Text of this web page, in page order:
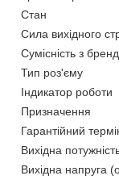
Стан
Сила вихідного
Сумісність з
Тип роз'єму
Індикатор роботи
Призначення
Гарантійний
Вихідна
Вихідна напруга